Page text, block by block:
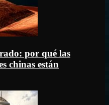
por qué las
chinas están